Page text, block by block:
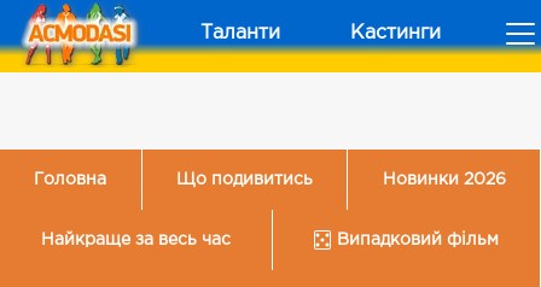
Таланти Кастинги
Головна Що подивитись Новинки 2026
Найкраще за весь час Випадковий фільм